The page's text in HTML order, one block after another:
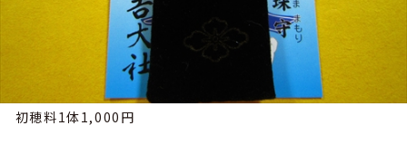
初穂料1体1,000円